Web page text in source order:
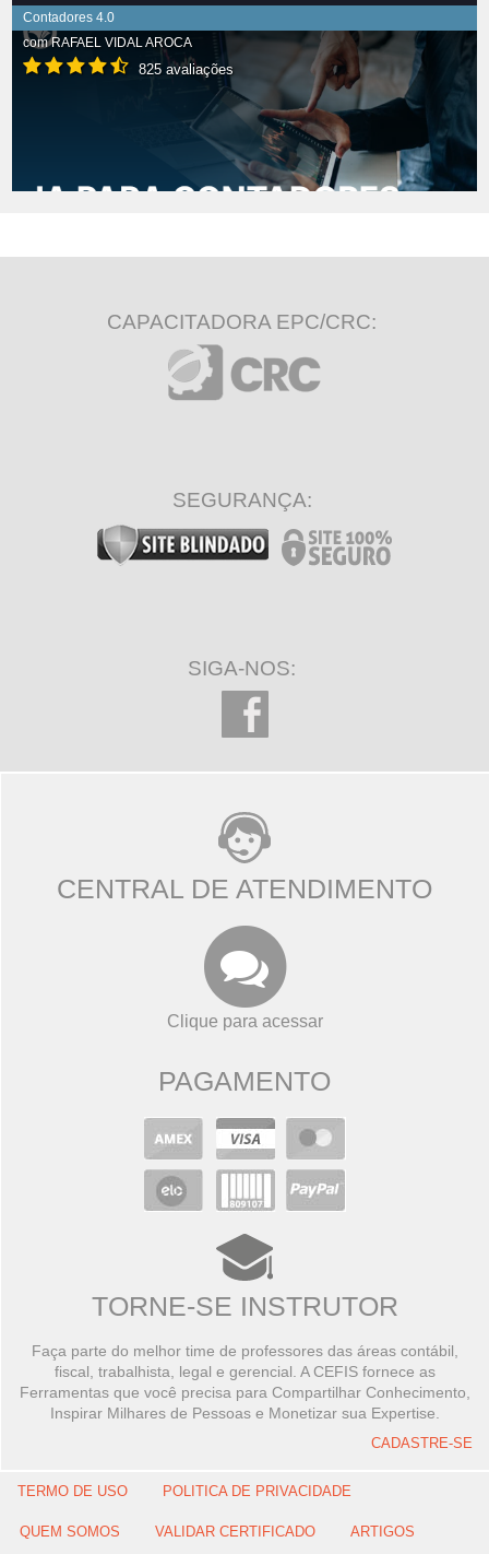
Contadores 4.0
comRAFAEL VIDAL AROCA
825 avaliações
CAPACITADORA EPC/CRC:
SEGURANÇA:
SIGA-NOS:
CENTRAL DE ATENDIMENTO
Clique para acessar
PAGAMENTO
TORNE-SE INSTRUTOR
Faça parte do melhor time de professores das áreas contábil,
fiscal, trabalhista, legal e gerencial. A CEFIS fornece as
Ferramentas que você precisa para Compartilhar Conhecimento,
Inspirar Milhares de Pessoas e Monetizar sua Expertise.
CADASTRE-SE
TERMO DE USO POLITICA DE PRIVACIDADE
QUEM SOMOS VALIDAR CERTIFICADO ARTIGOS